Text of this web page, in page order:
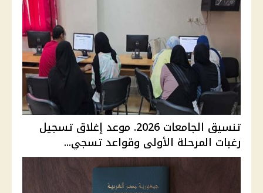
تنسيق الجامعات 2026. موعد إغلاق تسجيل
رغبات المرحلة الأولى وقواعد تسجي...